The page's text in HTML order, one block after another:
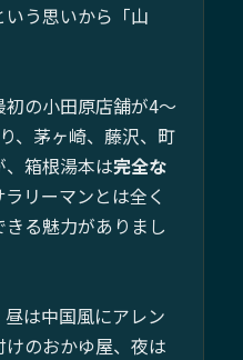
いう思いから「山
の小田原店舗が4〜
、茅ヶ崎、藤沢、町
箱根湯本は完全な
リーマンとは全く
る魅力がありまし
は中国風にアレン
のおかゆ屋、夜は